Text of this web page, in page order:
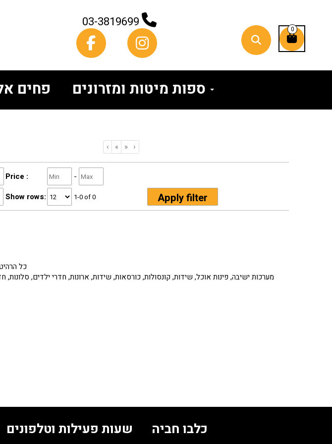
03-3819699 0
פחים
‹ « » ›
Price :
-
Show rows: 1-0 of 0
כל
מערכות ישיבה, פינות אוכל, שידות, קונסולות, כורסאות, שידות, ארונות, חדרי ילדים,
שעות פעילות וטלפונים כלבו חביה